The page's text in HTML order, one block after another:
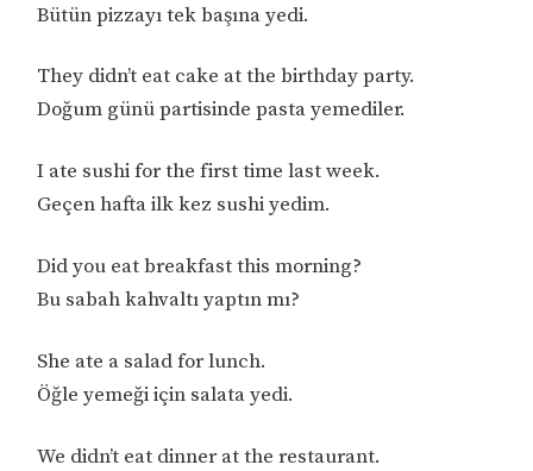
Bütün pizzayı tek başına yedi.
They didn’t eat cake at the birthday party.
Doğum günü partisinde pasta yemediler.
I ate sushi for the first time last week.
Geçen hafta ilk kez sushi yedim.
Did you eat breakfast this morning?
Bu sabah kahvaltı yaptın mı?
She ate a salad for lunch.
Öğle yemeği için salata yedi.
We didn’t eat dinner at the restaurant.